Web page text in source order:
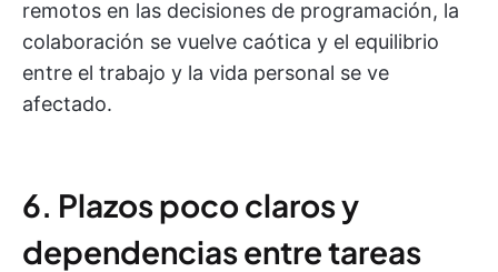
remotos en las decisiones de programación, la
colaboración se vuelve caótica y el equilibrio
entre el trabajo y la vida personal se ve
afectado.
6. Plazos poco claros y
dependencias entre tareas